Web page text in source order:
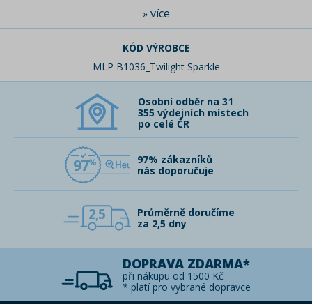
» více
KÓD VÝROBCE
MLP B1036_Twilight Sparkle
Osobní odběr na 31
355 výdejních místech
po celé ČR
97
97% zákazníků
nás doporučuje
2,5
Průměrně doručíme
za 2,5 dny
DOPRAVA ZDARMA*
při nákupu od 1500 Kč
* platí pro vybrané dopravce